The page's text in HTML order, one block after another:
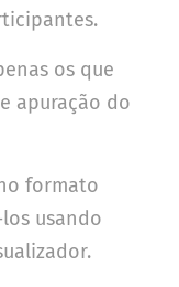
os que
apuração do
formato
usando